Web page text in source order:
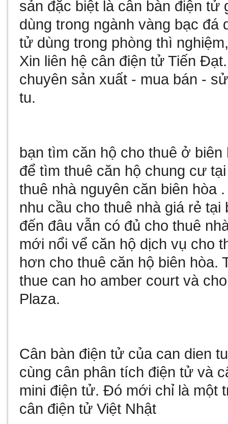
sản đặc biệt là cân bàn điện tử
dùng trong ngành vàng bạc
tử dùng trong phòng thì
Xin liên hệ cân điện tử Tiến
chuyên sản xuất - mua bán -
tu.
bạn tìm căn hộ cho thuê ở biên
để tìmthuê căn hộ chung cư
thuê nhà nguyên căn biên hòa
nhu cầu cho thuê nhà giá rẻ tại
đến đâu vẫn có đủ cho thuê
mới nổi vể căn hộ dịch vụ cho
hơn cho thuê căn hộ biên hòa.
thue can ho amber court và
Plaza.
Cân bàn điện tử của can dien tu
cùng cân phân tích điện tử và
mini điện tử. Đó mới chỉ là một
cân điện tử Việt Nhật